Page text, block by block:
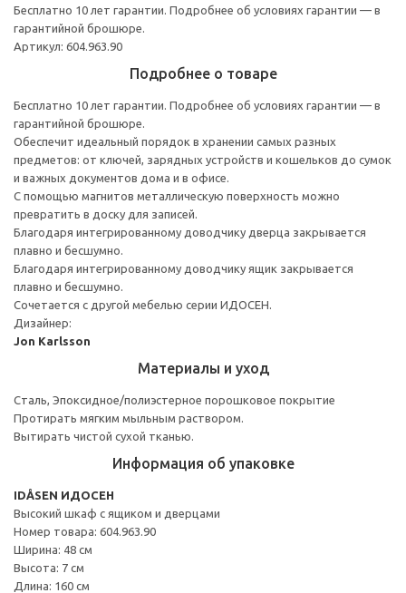
Бесплатно 10 лет гарантии. Подробнее об условиях гарантии — в
гарантийной брошюре.
Артикул: 604.963.90
Подробнее о товаре
Бесплатно 10 лет гарантии. Подробнее об условиях гарантии — в
гарантийной брошюре.
Обеспечит идеальный порядок в хранении самых разных
предметов: от ключей, зарядных устройств и кошельков до сумок
и важных документов дома и в офисе.
С помощью магнитов металлическую поверхность можно
превратить в доску для записей.
Благодаря интегрированному доводчику дверца закрывается
плавно и бесшумно.
Благодаря интегрированному доводчику ящик закрывается
плавно и бесшумно.
Сочетается с другой мебелью серии ИДОСЕН.
Дизайнер:
Jon Karlsson
Материалы и уход
Сталь, Эпоксидное/полиэстерное порошковое покрытие
Протирать мягким мыльным раствором.
Вытирать чистой сухой тканью.
Информация об упаковке
IDÅSEN ИДОСЕН
Высокий шкаф с ящиком и дверцами
Номер товара: 604.963.90
Ширина: 48 см
Высота: 7 см
Длина: 160 см